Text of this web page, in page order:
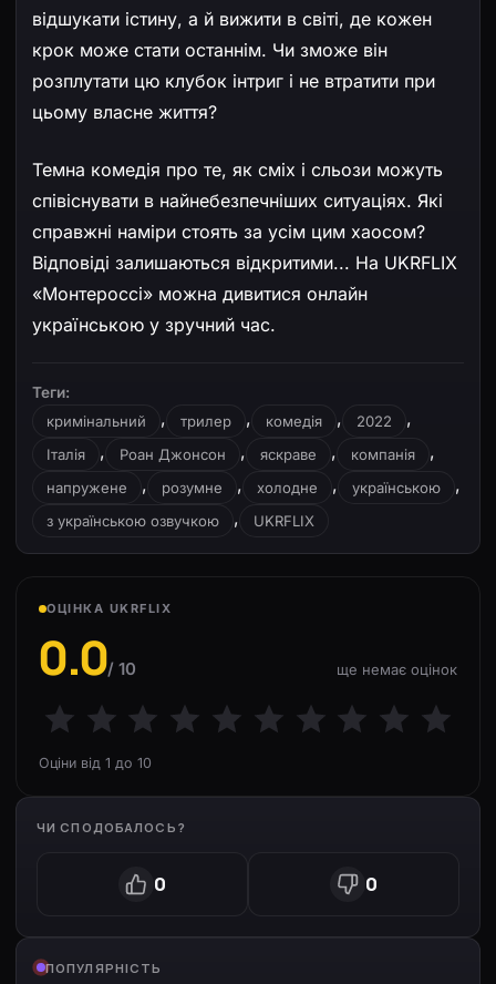
відшукати істину, а й вижити в світі, де кожен
крок може стати останнім. Чи зможе він
розплутати цю клубок інтриг і не втратити при
цьому власне життя?
Темна комедія про те, як сміх і сльози можуть
співіснувати в найнебезпечніших ситуаціях. Які
справжні наміри стоять за усім цим хаосом?
Відповіді залишаються відкритими... На UKRFLIX
«Монтероссі» можна дивитися онлайн
українською у зручний час.
Теги:
кримінальний
, трилер , комедія , 2022 ,
Італія , Роан Джонсон , яскраве , компанія ,
напружене , розумне , холодне , українською ,
з українською озвучкою , UKRFLIX
ОЦІНКА UKRFLIX
0.0/ 10 ще немає оцінок
Оціни від 1 до 10
ЧИ СПОДОБАЛОСЬ?
0 0
ПОПУЛЯРНІСТЬ